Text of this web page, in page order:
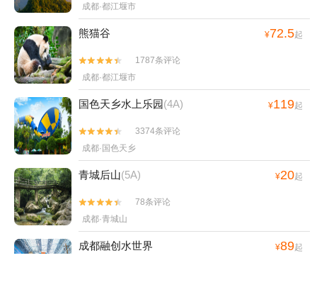
成都·都江堰市
熊猫谷 ¥72.5起


1787条评论
成都·都江堰市
国色天乡水上乐园(4A) ¥119起


3374条评论
成都·国色天乡
青城后山(5A) ¥20起


78条评论
成都·青城山
成都融创水世界 ¥89起